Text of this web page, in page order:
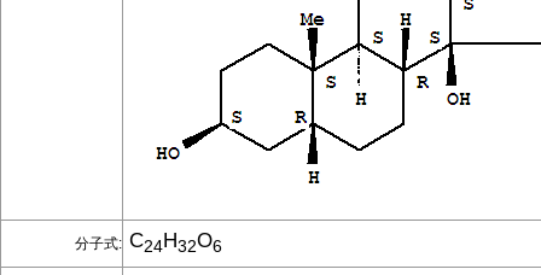
分子式: C24H32O6